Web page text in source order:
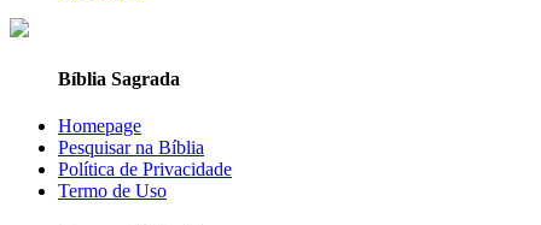
Bíblia Sagrada
Homepage
Pesquisar na Bíblia
Política de Privacidade
Termo de Uso